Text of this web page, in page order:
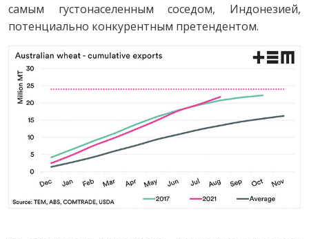
самым густонаселенным соседом, Индонезией,
потенциально конкурентным претендентом.